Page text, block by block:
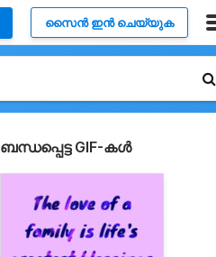
സൈൻ ഇൻ ചെയ്യുക
ബന്ധപ്പെട്ട GIF-കൾ